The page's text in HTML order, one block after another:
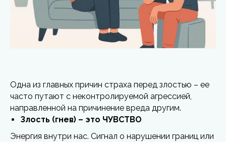
Одна из главных причин страха перед злостью – ее
часто путают с неконтролируемой агрессией,
направленной на причинение вреда другим.
Злость (гнев) – это ЧУВСТВО
Энергия внутри нас. Сигнал о нарушении границ или